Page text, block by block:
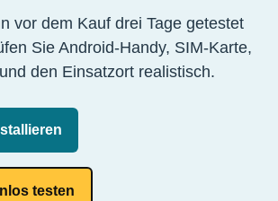
vor dem Kauf drei Tage getestet
Sie Android-Handy, SIM-Karte,
den Einsatzort realistisch.
testen